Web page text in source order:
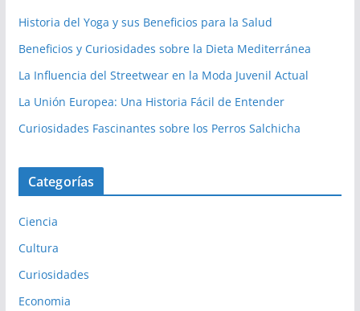
Historia del Yoga y sus Beneficios para la Salud
Beneficios y Curiosidades sobre la Dieta Mediterránea
La Influencia del Streetwear en la Moda Juvenil Actual
La Unión Europea: Una Historia Fácil de Entender
Curiosidades Fascinantes sobre los Perros Salchicha
Categorías
Ciencia
Cultura
Curiosidades
Economia